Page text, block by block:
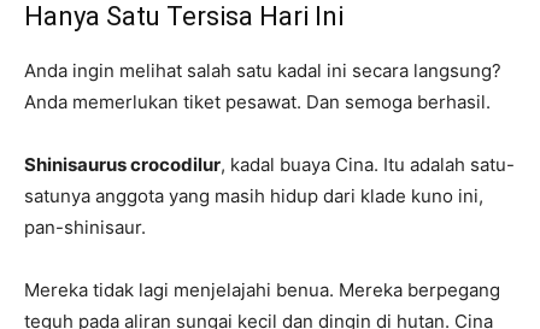
Hanya Satu Tersisa Hari Ini
Anda ingin melihat salah satu kadal ini secara langsung?
Anda memerlukan tiket pesawat. Dan semoga berhasil.
Shinisaurus crocodilur, kadal buaya Cina. Itu adalah satu-
satunya anggota yang masih hidup dari klade kuno ini,
pan-shinisaur.
Mereka tidak lagi menjelajahi benua. Mereka berpegang
teguh pada aliran sungai kecil dan dingin di hutan. Cina